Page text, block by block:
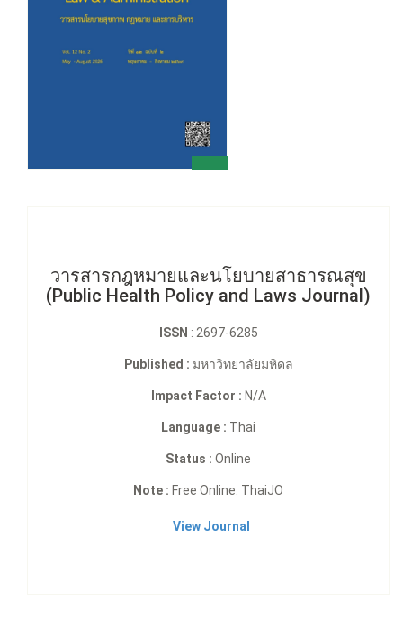
วารสารกฎหมายและนโยบายสาธารณสุข
(Public Health Policy and Laws Journal)
ISSN : 2697-6285
Published : มหาวิทยาลัยมหิดล
Impact Factor : N/A
Language : Thai
Status : Online
Note : Free Online: ThaiJO
View Journal